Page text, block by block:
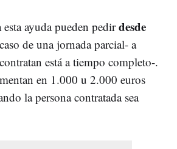
esta ayuda pueden pedirdesde
de una jornada parcial- a
está a tiempo completo-.
en 1.000 u 2.000 euros
la persona contratada sea